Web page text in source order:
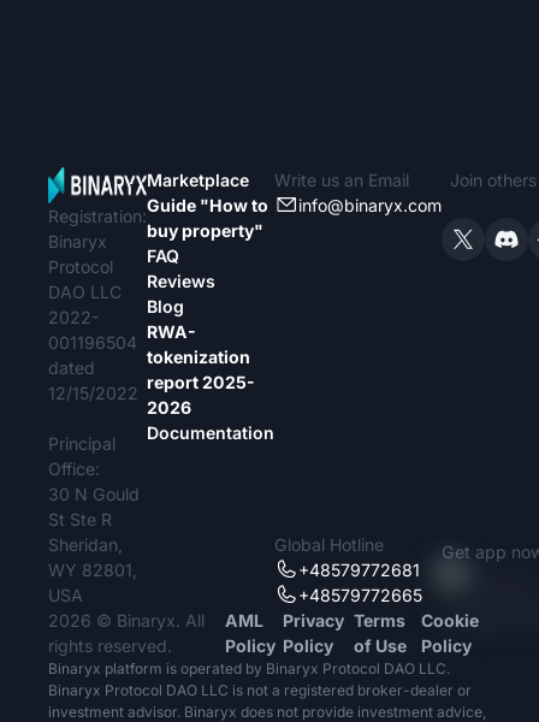
Registration:
Binaryx
Protocol
DAO LLC
2022-
001196504
dated
12/15/2022
Principal
Office:
30 N Gould
St Ste R
Sheridan,
WY 82801,
USA
Marketplace
Guide "How to
buy property"
FAQ
Reviews
Blog
RWA-
tokenization
report 2025-
2026
Documentation
Write us an Email
info@binaryx.com
Global Hotline
+48579772681
+48579772665
Join
Get app
2026 © Binaryx. All
rights reserved.
AML
Policy
Privacy
Policy
Terms
of Use
Cookie
Policy
Binaryx platform is operated by Binaryx Protocol DAO LLC.
Binaryx Protocol DAO LLC is not a registered broker-dealer or
investment advisor. Binaryx does not provide investment advice,